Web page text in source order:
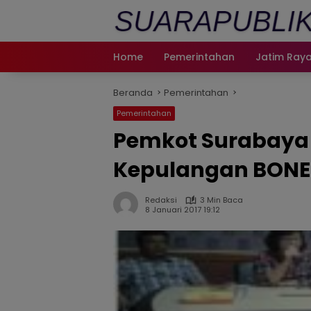
Home
Pemerintahan Jatim
Beranda Pemerintahan
Pemerintahan
Pemkot
Kepulangan
Redaksi
3 Min Baca
8 Januari 2017 19:12